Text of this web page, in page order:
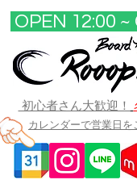
OPEN 12:00 ~
初心者さん大歓迎！
カレンダーで営業日を